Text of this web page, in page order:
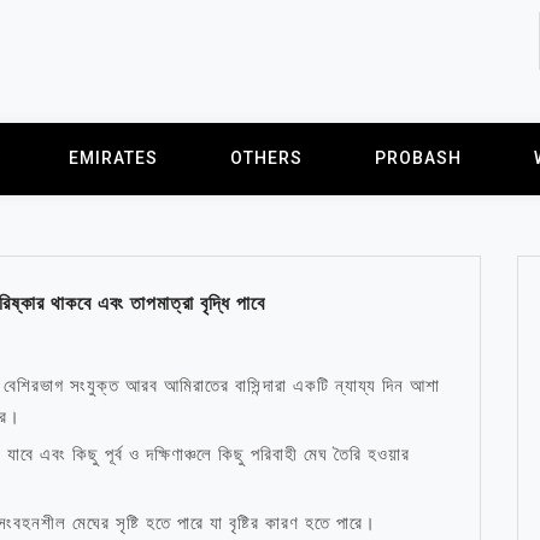
EMIRATES OTHERS PROBASH
থাকবে এবং তাপমাত্রা বৃদ্ধি পাবে
সংযুক্ত আরব আমিরাতের বাসিন্দারা একটি ন্যায্য দিন আশা
এবং কিছু পূর্ব ও দক্ষিণাঞ্চলে কিছু পরিবাহী মেঘ তৈরি হওয়ার
মেঘের সৃষ্টি হতে পারে যা বৃষ্টির কারণ হতে পারে।